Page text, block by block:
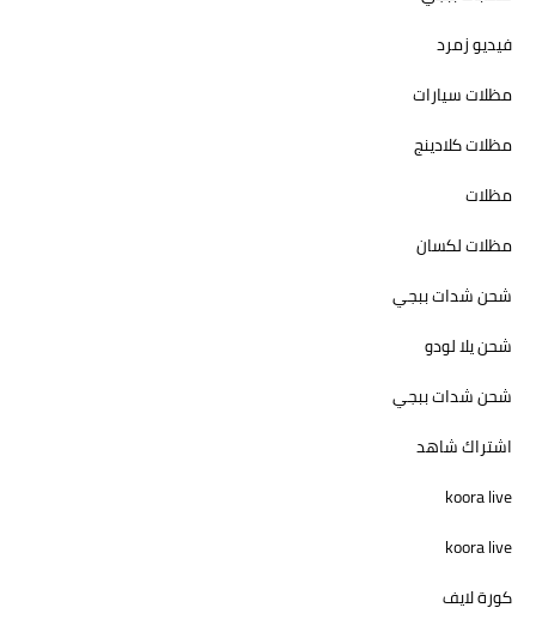
فيديو زمرد
مظلات سيارات
مظلات كلادينج
مظلات
مظلات لكسان
شحن شدات ببجي
شحن يلا لودو
شحن شدات ببجي
اشتراك شاهد
koora live
koora live
كورة لايف